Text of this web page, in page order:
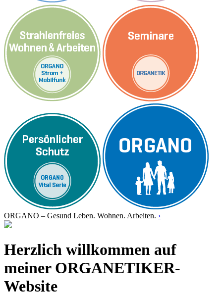
ORGANO – Gesund Leben. Wohnen. Arbeiten. ›
Herzlich willkommen auf
meiner ORGANETIKER-
Website